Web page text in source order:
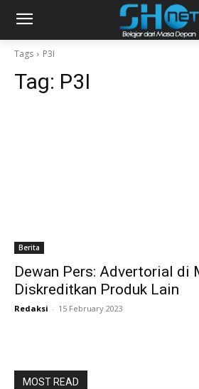
Tags P3I
Tag: P3I
Berita
Dewan Pers: Advertorial di
Diskreditkan Produk Lain
Redaksi - 15 February 2023
MOST READ